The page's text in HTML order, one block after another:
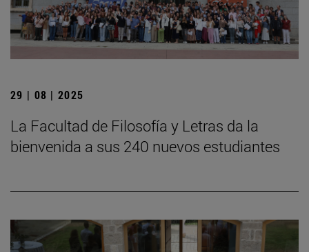
29 | 08 | 2025
La Facultad de Filosofía y Letras da la
bienvenida a sus 240 nuevos estudiantes